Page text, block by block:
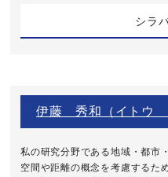
シラ
伊藤 秀和（イトウ
私の研究分野である地域・都市
空間や距離の概念を考慮するた